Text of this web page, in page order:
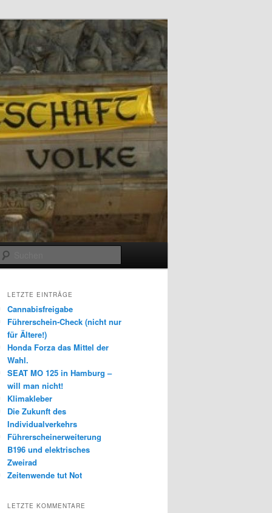
LETZTE EINTRÄGE
Cannabisfreigabe
Führerschein-Check (nicht nur
für Ältere!)
Honda Forza das Mittel der
Wahl.
SEAT MO 125 in Hamburg –
will man nicht!
Klimakleber
Die Zukunft des
Individualverkehrs
Führerscheinerweiterung
B196 und elektrisches
Zweirad
Zeitenwende tut Not
LETZTE KOMMENTARE